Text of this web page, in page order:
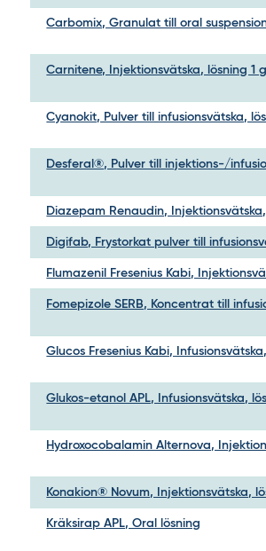
Carbomix, Granulat till oral
Carnitene, Injektionsvätska, lösning 1
Cyanokit, Pulver till infusionsvätska,
Desferal®, Pulver till injektions-/
Diazepam Renaudin,
Digifab, Frystorkat pulver till
Flumazenil Fresenius Kabi,
Fomepizole SERB, Koncentrat till
Glucos Fresenius Kabi,
Glukos-etanol APL, Infusionsvätska,
Hydroxocobalamin Alternova,
Konakion® Novum, Injektionsvätska,
Kräksirap APL, Oral lösning